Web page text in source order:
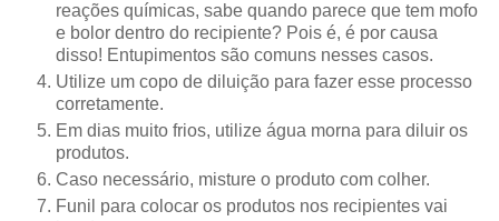
reações químicas, sabe quando parece que tem mofo
e bolor dentro do recipiente? Pois é, é por causa
disso! Entupimentos são comuns nesses casos.
Utilize um copo de diluição para fazer esse processo
corretamente.
Em dias muito frios, utilize água morna para diluir os
produtos.
Caso necessário, misture o produto com colher.
Funil para colocar os produtos nos recipientes vai